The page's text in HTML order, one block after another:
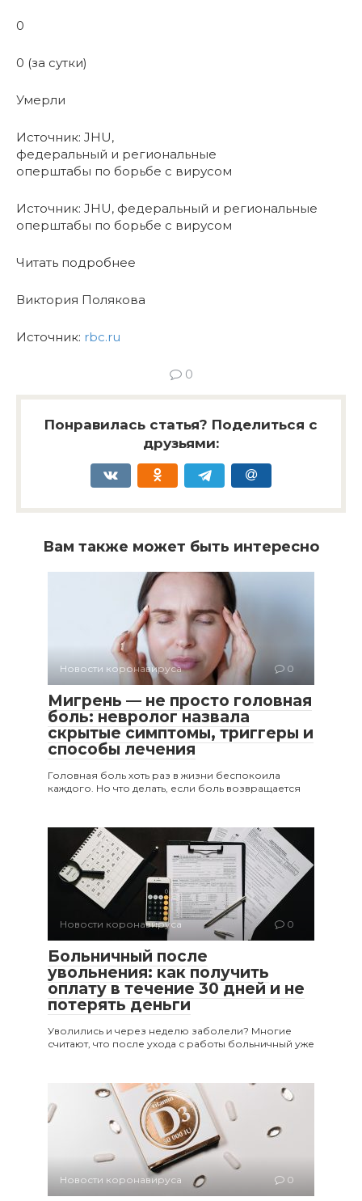
0
0 (за сутки)
Умерли
Источник: JHU,
федеральный и региональные
оперштабы по борьбе с вирусом
Источник: JHU, федеральный и региональные
оперштабы по борьбе с вирусом
Читать подробнее
Виктория Полякова
Источник: rbc.ru
0
Понравилась статья? Поделиться с
друзьями:
Вам также может быть интересно
Новости коронавируса 0
Мигрень — не просто головная
боль: невролог назвала
скрытые симптомы, триггеры и
способы лечения
Головная боль хоть раз в жизни беспокоила
каждого. Но что делать, если боль возвращается
Новости коронавируса 0
Больничный после
увольнения: как получить
оплату в течение 30 дней и не
потерять деньги
Уволились и через неделю заболели? Многие
считают, что после ухода с работы больничный уже
Новости коронавируса 0